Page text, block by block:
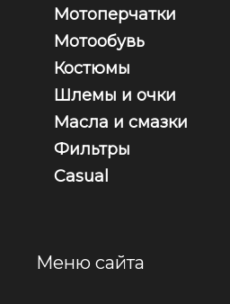
Мотоперчатки
Мотообувь
Костюмы
Шлемы и очки
Масла и смазки
Фильтры
Casual
Меню сайта